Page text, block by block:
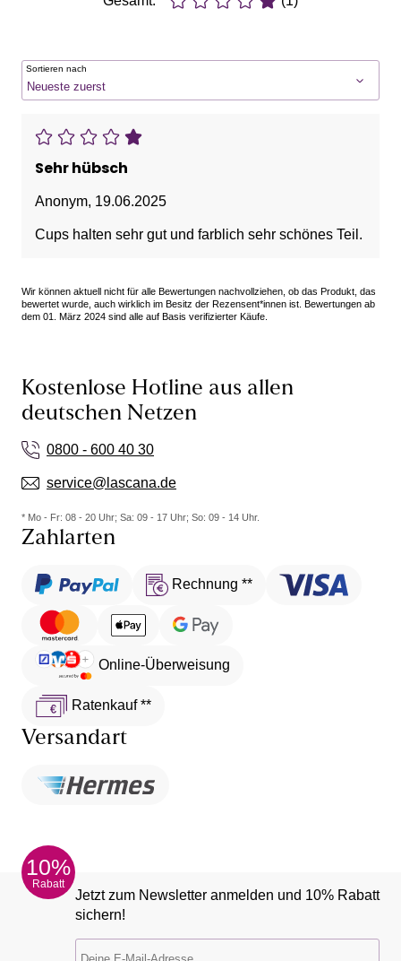
Sortieren nach
Sehr hübsch
Anonym, 19.06.2025
Cups halten sehr gut und farblich sehr schönes Teil.
Wir können aktuell nicht für alle Bewertungen nachvollziehen, ob das Produkt, das
bewertet wurde, auch wirklich im Besitz der Rezensent*innen ist. Bewertungen ab
dem 01. März 2024 sind alle auf Basis verifizierter Käufe.
Kostenlose Hotline aus allen
deutschen Netzen
0800 - 600 40 30
service@lascana.de
* Mo - Fr: 08 - 20 Uhr; Sa: 09 - 17 Uhr; So: 09 - 14 Uhr.
Zahlarten
Rechnung **
Online-Überweisung
Ratenkauf **
Versandart
10%
Rabatt
Jetzt zum Newsletter anmelden und 10% Rabatt
sichern!